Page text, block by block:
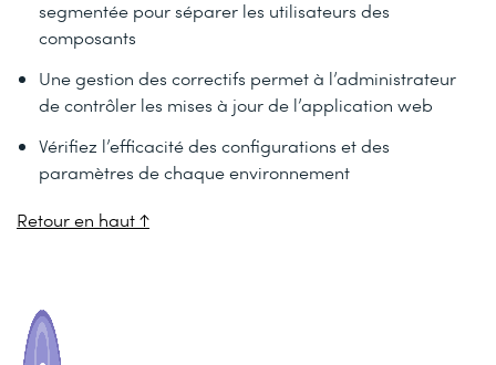
segmentée pour séparer les utilisateurs des
composants
Une gestion des correctifs permet à l’administrateur
de contrôler les mises à jour de l’application web
Vérifiez l’efficacité des configurations et des
paramètres de chaque environnement
Retour en haut ↑